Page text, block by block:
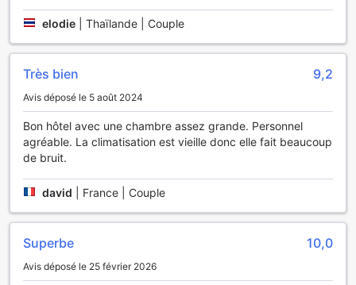
Grâce à la climatisation, vous pourrez profiter d'une
chaleur tropicale de Hat Yai. Chaque détail a été pensé
pour votre bien-être, y compris un sèche-cheveux à votre
disposition, afin que vous puissiez vous préparer
rapidement et facilement pour vos aventures quotidiennes.
De plus, chaque chambre est équipée d'une télévision avec
chaînes satellite/câble, vous permettant de vous détendre
avec vos émissions et films préférés après une journée bien
remplie. Pour ceux qui aiment grignoter ou conserver des
boissons fraîches, un réfrigérateur est également inclus,
vous offrant la possibilité de garder vos collations à portée
de main. Que vous soyez en voyage d'affaires ou en
vacances, les installations de votre chambre au V.L. Hatyai
Hotel sont conçues pour rendre votre séjour aussi agréable
elodie Thaïlande | Couple
Très bien 9,2
Avis déposé le 5 août 2024
Bon hôtel avec une chambre assez grande. Personnel
agréable. La climatisation est vieille donc elle fait beaucoup
de bruit.
david France | Couple
Superbe 10,0
Avis déposé le 25 février 2026